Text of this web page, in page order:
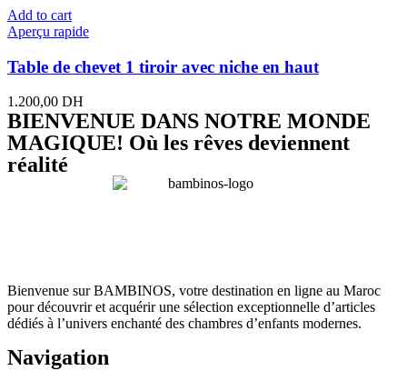
Add to cart
Aperçu rapide
Table de chevet 1 tiroir avec niche en haut
1.200,00 DH
BIENVENUE DANS NOTRE MONDE
MAGIQUE! Où les rêves deviennent
réalité
Bienvenue sur BAMBINOS, votre destination en ligne au Maroc
pour découvrir et acquérir une sélection exceptionnelle d’articles
dédiés à l’univers enchanté des chambres d’enfants modernes.
Navigation